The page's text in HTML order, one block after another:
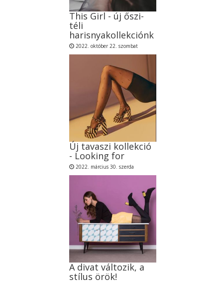
This Girl - új őszi-
téli
harisnyakollekciónk
2022. október 22. szombat
Új tavaszi kollekció
- Looking for
2022. március 30. szerda
A divat változik, a
stílus örök!